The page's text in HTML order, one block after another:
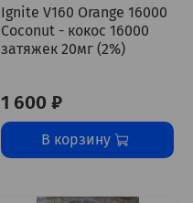
Ignite V160 Orange 16000
Coconut - кокос 16000
затяжек 20мг (2%)
1 600 ₽
В корзину